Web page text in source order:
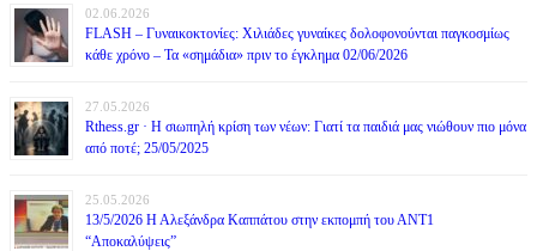
02.06.2026
FLASH – Γυναικοκτονίες: Χιλιάδες γυναίκες δολοφονούνται παγκοσμίως
κάθε χρόνο – Τα «σημάδια» πριν το έγκλημα 02/06/2026
27.05.2026
Rthess.gr · Η σιωπηλή κρίση των νέων: Γιατί τα παιδιά μας νιώθουν πιο μόνα
από ποτέ; 25/05/2025
25.05.2026
13/5/2026 Η Αλεξάνδρα Καππάτου στην εκπομπή του ΑΝΤ1
“Αποκαλύψεις”